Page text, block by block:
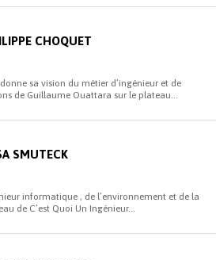
CHOQUET
sa vision du métier d’ingénieur et de
de Guillaume Ouattara sur le plateau...
SMUTECK
informatique , de l’environnement et de la
de C’est Quoi Un Ingénieur...